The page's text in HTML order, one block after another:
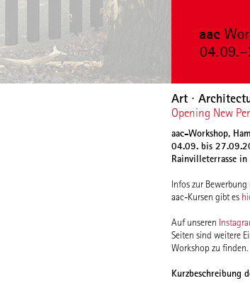
Art ∙
Opening New
aac-Workshop,
04.09. bis
Rainvilleterrasse in
Infos zur
aac-Kursen gibt es
Auf unseren
Seiten sind weitere
Workshop zu finden.
Kurzbeschreibung